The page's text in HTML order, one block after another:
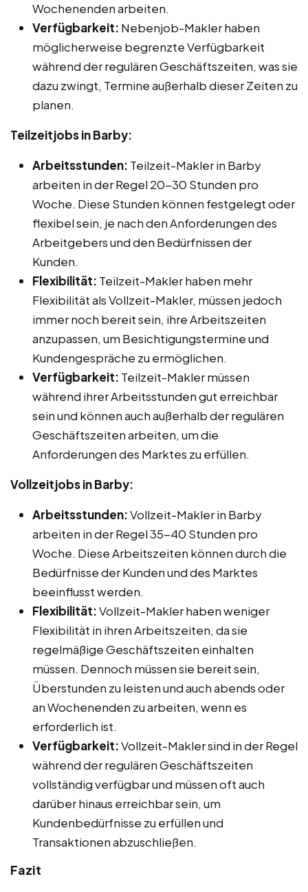
Wochenenden arbeiten.
Verfügbarkeit: Nebenjob-Makler haben
möglicherweise begrenzte Verfügbarkeit
während der regulären Geschäftszeiten, was sie
dazu zwingt, Termine außerhalb dieser Zeiten zu
planen.
Teilzeitjobs in Barby:
Arbeitsstunden: Teilzeit-Makler in Barby
arbeiten in der Regel 20-30 Stunden pro
Woche. Diese Stunden können festgelegt oder
flexibel sein, je nach den Anforderungen des
Arbeitgebers und den Bedürfnissen der
Kunden.
Flexibilität: Teilzeit-Makler haben mehr
Flexibilität als Vollzeit-Makler, müssen jedoch
immer noch bereit sein, ihre Arbeitszeiten
anzupassen, um Besichtigungstermine und
Kundengespräche zu ermöglichen.
Verfügbarkeit: Teilzeit-Makler müssen
während ihrer Arbeitsstunden gut erreichbar
sein und können auch außerhalb der regulären
Geschäftszeiten arbeiten, um die
Anforderungen des Marktes zu erfüllen.
Vollzeitjobs in Barby:
Arbeitsstunden:Vollzeit-Makler in Barby
arbeiten in der Regel 35-40 Stunden pro
Woche. Diese Arbeitszeiten können durch die
Bedürfnisse der Kunden und des Marktes
beeinflusst werden.
Flexibilität:Vollzeit-Makler haben weniger
Flexibilität in ihren Arbeitszeiten, da sie
regelmäßige Geschäftszeiten einhalten
müssen. Dennoch müssen sie bereit sein,
Überstunden zu leisten und auch abends oder
an Wochenenden zu arbeiten, wenn es
erforderlich ist.
Verfügbarkeit:Vollzeit-Makler sind in der Regel
während der regulären Geschäftszeiten
vollständig verfügbar und müssen oft auch
darüber hinaus erreichbar sein, um
Kundenbedürfnisse zu erfüllen und
Transaktionen abzuschließen.
Fazit